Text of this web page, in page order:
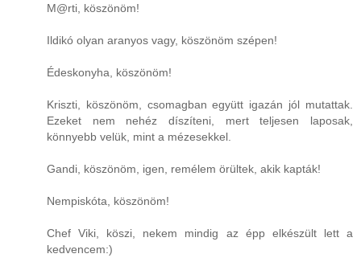
M@rti, köszönöm!
Ildikó olyan aranyos vagy, köszönöm szépen!
Édeskonyha, köszönöm!
Kriszti, köszönöm, csomagban együtt igazán jól mutattak.
Ezeket nem nehéz díszíteni, mert teljesen laposak,
könnyebb velük, mint a mézesekkel.
Gandi, köszönöm, igen, remélem örültek, akik kapták!
Nempiskóta, köszönöm!
Chef Viki, köszi, nekem mindig az épp elkészült lett a
kedvencem:)